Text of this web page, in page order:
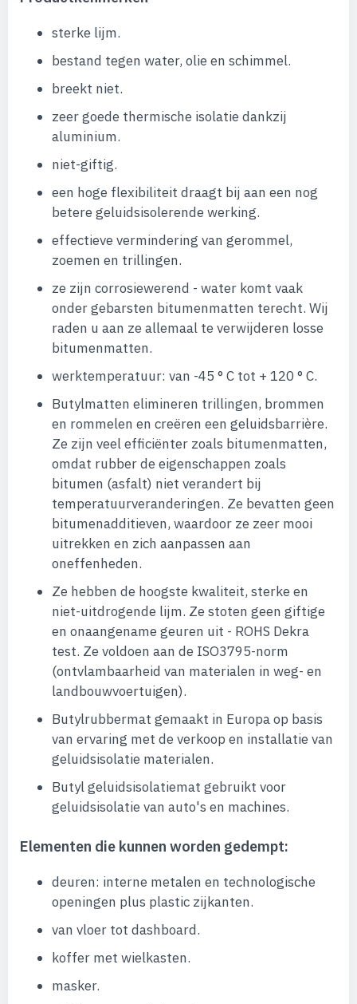
sterke lijm.
bestand tegen water, olie en schimmel.
breekt niet.
zeer goede thermische isolatie dankzij
aluminium.
niet-giftig.
een hoge flexibiliteit draagt ​​bij aan een nog
betere geluidsisolerende werking.
effectieve vermindering van gerommel,
zoemen en trillingen.
ze zijn corrosiewerend - water komt vaak
onder gebarsten bitumenmatten terecht. Wij
raden u aan ze allemaal te verwijderen losse
bitumenmatten.
werktemperatuur: van -45 ° C tot + 120 ° C.
Butylmatten elimineren trillingen, brommen
en rommelen en creëren een geluidsbarrière.
Ze zijn veel efficiënter zoals bitumenmatten,
omdat rubber de eigenschappen zoals
bitumen (asfalt) niet verandert bij
temperatuurveranderingen. Ze bevatten geen
bitumenadditieven, waardoor ze zeer mooi
uitrekken en zich aanpassen aan
oneffenheden.
Ze hebben de hoogste kwaliteit, sterke en
niet-uitdrogende lijm. Ze stoten geen giftige
en onaangename geuren uit - ROHS Dekra
test. Ze voldoen aan de ISO3795-norm
(ontvlambaarheid van materialen in weg- en
landbouwvoertuigen).
Butylrubbermat gemaakt in Europa op basis
van ervaring met de verkoop en installatie van
geluidsisolatie materialen.
Butyl geluidsisolatiemat gebruikt voor
geluidsisolatie van auto's en machines.
Elementen die kunnen worden gedempt:
deuren: interne metalen en technologische
openingen plus plastic zijkanten.
van vloer tot dashboard.
koffer met wielkasten.
masker.